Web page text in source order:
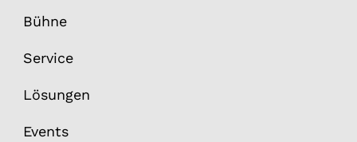
Bühne
Service
Lösungen
Events